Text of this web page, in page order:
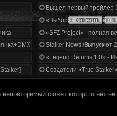
1.3.5.ООП.МА.К.
Вышел первый трейлер
«Выбор» - четвертый
«SFZ Project» - полная
Stalker News. Выпуск от
«Legend Returns 1.0» -
Создатели «True
сюжет которого нет не